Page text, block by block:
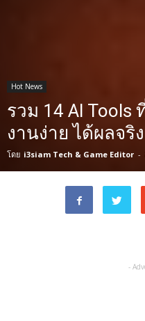
Hot News
รวม 14 AI
งานง่าย ได้ผลจริง
โดย i3siam Tech & Game Editor -
-